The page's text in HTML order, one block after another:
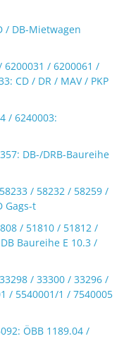
/ DB-Mietwagen
6200031 / 6200061 /
CD / DR / MAV / PKP
/ 6240003:
DB-/DRB-Baureihe
/ 58232 / 58259 /
Gags-t
/ 51810 / 51812 /
Baureihe E 10.3 /
/ 33300 / 33296 /
/ 5540001/1 / 7540005
ÖBB 1189.04 /